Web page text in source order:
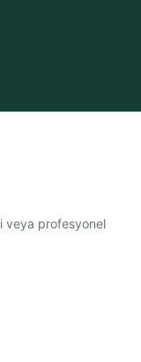
veya profesyonel